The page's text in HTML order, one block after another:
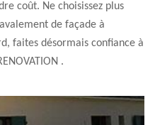
coût. Ne choisissez plus
de façade à
faites désormais confiance à
.